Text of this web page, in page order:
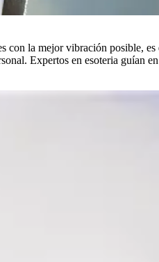
con la mejor vibración posible,
Expertos en esoteria guían